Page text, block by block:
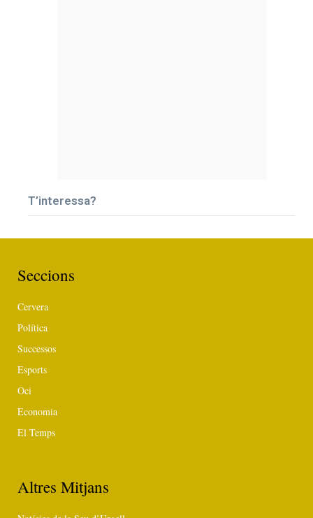
T’interessa?
Seccions
Cervera
Política
Successos
Esports
Oci
Economia
El Temps
Altres Mitjans